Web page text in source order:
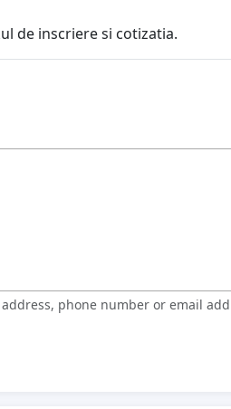
de inscriere si cotizatia.
phone number or email